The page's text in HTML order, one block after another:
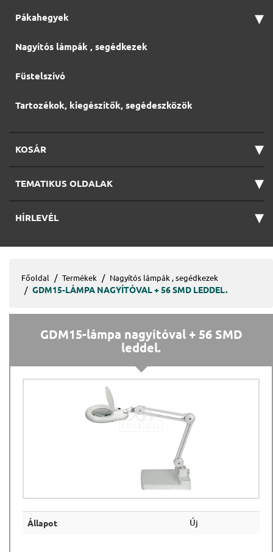
Pákahegyek ▾
Nagyítós lámpák , segédkezek
Füstelszívó
Tartozékok, kiegészítők, segédeszközök
KOSÁR ▾
TEMATIKUS OLDALAK ▾
HÍRLEVÉL ▾
Főoldal Termékek Nagyítós lámpák , segédkezek
GDM15-LÁMPA NAGYÍTÓVAL + 56 SMD LEDDEL.
GDM15-lámpa nagyítóval + 56 SMD
leddel.
Állapot Új